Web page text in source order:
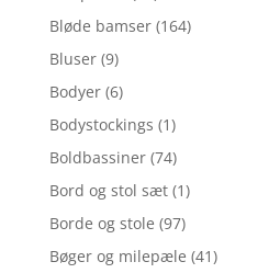
Bløde bamser (164)
Bluser (9)
Bodyer (6)
Bodystockings (1)
Boldbassiner (74)
Bord og stol sæt (1)
Borde og stole (97)
Bøger og milepæle (41)